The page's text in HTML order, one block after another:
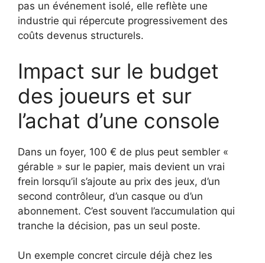
pas un événement isolé, elle reflète une
industrie qui répercute progressivement des
coûts devenus structurels.
Impact sur le budget
des joueurs et sur
l’achat d’une console
Dans un foyer, 100 € de plus peut sembler «
gérable » sur le papier, mais devient un vrai
frein lorsqu’il s’ajoute au prix des jeux, d’un
second contrôleur, d’un casque ou d’un
abonnement. C’est souvent l’accumulation qui
tranche la décision, pas un seul poste.
Un exemple concret circule déjà chez les